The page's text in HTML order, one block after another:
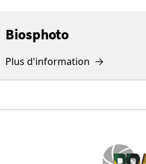
Biosphoto
Plus d'information